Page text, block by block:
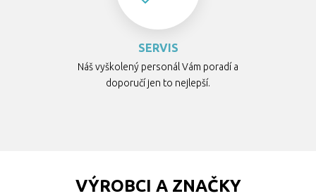
SERVIS
Náš vyškolený personál Vám poradí a
doporučí jen to nejlepší.
VÝROBCI A ZNAČKY